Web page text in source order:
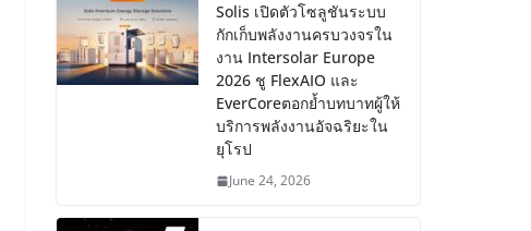
Solis เปิดตัวโซลูชันระบบ
กักเก็บพลังงานครบวงจรใน
งาน Intersolar Europe
2026 ชู FlexAIO และ
EverCoreตอกย้ำบทบาทผู้ให้
บริการพลังงานอัจฉริยะใน
ยุโรป
June 24, 2026